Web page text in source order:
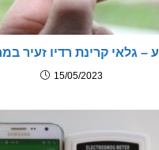
קרינת רדיו זעיר במחיר קטן
15/05/2023